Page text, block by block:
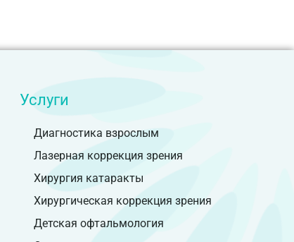
Услуги
Диагностика взрослым
Лазерная коррекция зрения
Хирургия катаракты
Хирургическая коррекция зрения
Детская офтальмология